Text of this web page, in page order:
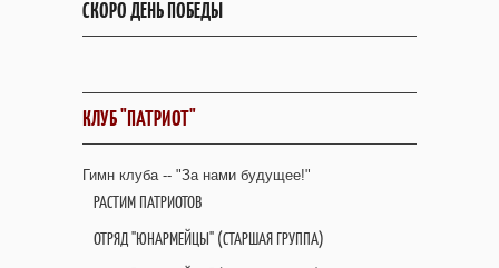
СКОРО ДЕНЬ ПОБЕДЫ
КЛУБ "ПАТРИОТ"
Гимн клуба -- "За нами будущее!"
РАСТИМ ПАТРИОТОВ
ОТРЯД "ЮНАРМЕЙЦЫ" (СТАРШАЯ ГРУППА)